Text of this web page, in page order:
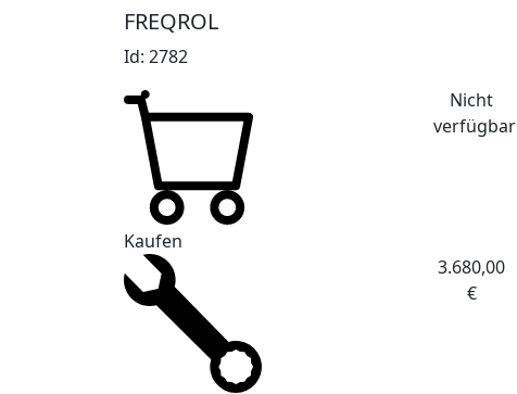
FREQROL
Id: 2782
Kaufen
Nicht
verfügbar
3.680,00
€